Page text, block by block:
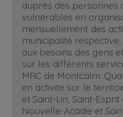
auprès des personnes
vulnérables en
mensuellement des
municipalité
aux besoins des gens
sur les différents
MRC de Montcalm.
en activité sur le
et Saint-Lin, Saint-
Nouvelle-Acadie et